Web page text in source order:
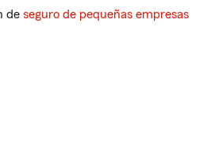
de seguro de pequeñas empresas